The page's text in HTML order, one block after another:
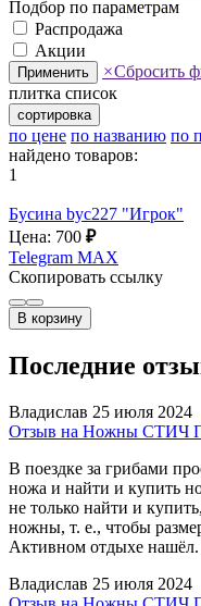
Подбор по параметрам
Распродажа
Акции
Применить ×Сбросить
плитка список
сортировка
по цене по названию по
найдено товаров:
1
Бусина byc227 "Игрок"
Цена: 700 ₽
Telegram MAX
Скопировать ссылку
В корзину
Последние
Владислав 25 июля 2024
Отзыв на Ножны
В поездке за грибами
ножа и найти и купить
не только найти и
ножны, т. е., чтобы
Активном отдыхе
Владислав 25 июля 2024